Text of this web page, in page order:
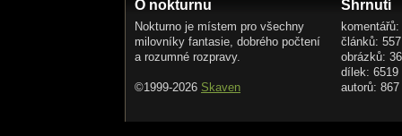
O nokturnu
Nokturno je místem pro všechny
milovníky fantasie, dobrého počtení
a rozumné rozpravy.
©1999-2026 Skaven
Shrnutí
článků: 557
obrázků:
dílek: 6519
autorů: 867